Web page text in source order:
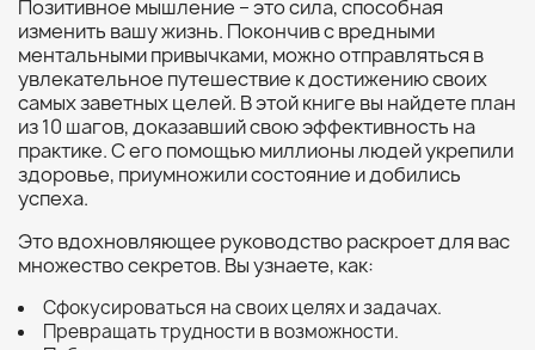
Позитивное мышление – это сила, способная
изменить вашу жизнь. Покончив с вредными
ментальными привычками, можно отправляться в
увлекательное путешествие к достижению своих
самых заветных целей. В этой книге вы найдете план
из 10 шагов, доказавший свою эффективность на
практике. С его помощью миллионы людей укрепили
здоровье, приумножили состояние и добились
успеха.
Это вдохновляющее руководство раскроет для вас
множество секретов. Вы узнаете, как:
Сфокусироваться на своих целях и задачах.
Превращать трудности в возможности.